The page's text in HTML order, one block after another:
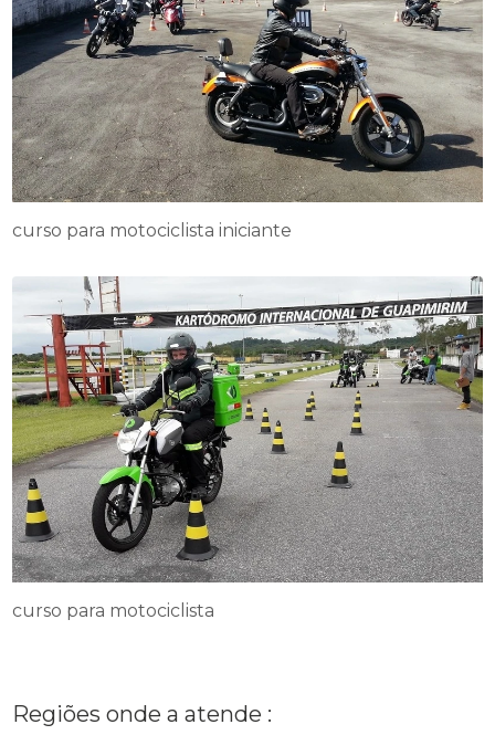
curso para motociclista iniciante
curso para motociclista
Regiões onde a atende :